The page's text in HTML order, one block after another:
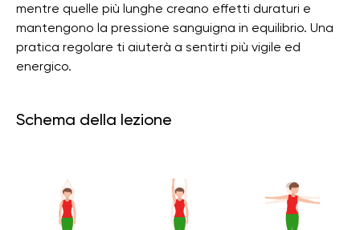
mentre quelle più lunghe creano effetti duraturi e
mantengono la pressione sanguigna in equilibrio. Una
pratica regolare ti aiuterà a sentirti più vigile ed
energico.
Schema della lezione